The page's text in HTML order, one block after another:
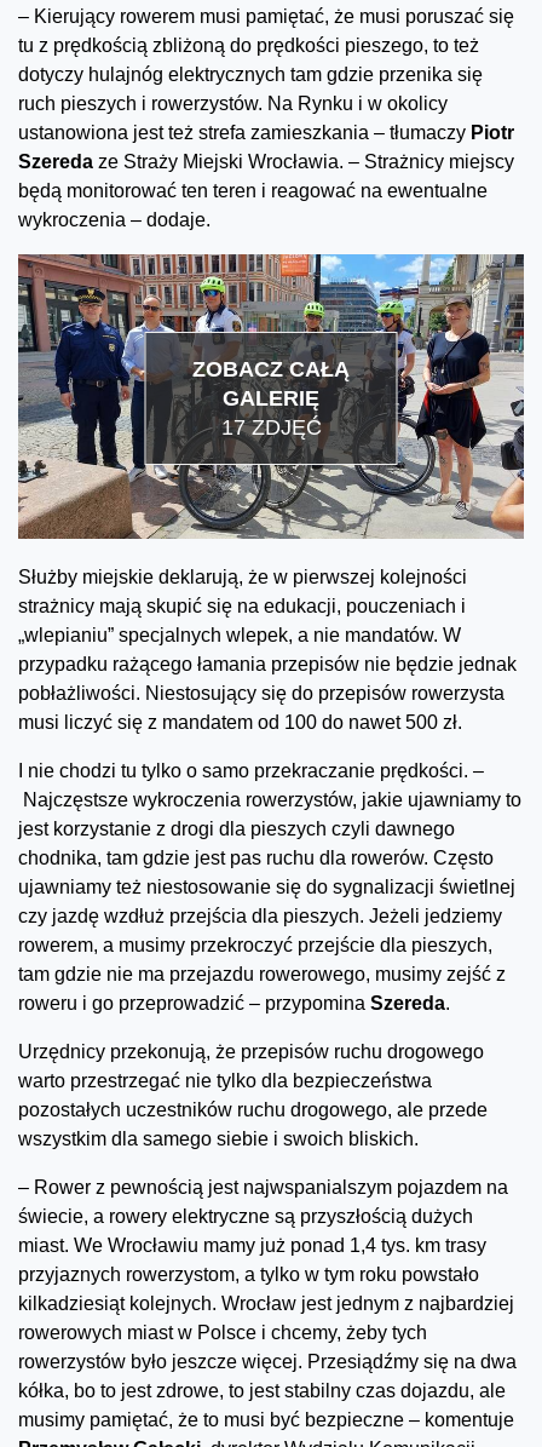
– Kierujący rowerem musi pamiętać, że musi poruszać się
tu z prędkością zbliżoną do prędkości pieszego, to też
dotyczy hulajnóg elektrycznych tam gdzie przenika się
ruch pieszych i rowerzystów. Na Rynku i w okolicy
ustanowiona jest też strefa zamieszkania – tłumaczy Piotr
Szereda ze Straży Miejski Wrocławia. – Strażnicy miejscy
będą monitorować ten teren i reagować na ewentualne
wykroczenia – dodaje.
ZOBACZ CAŁĄ
GALERIĘ
17 ZDJĘĆ
Służby miejskie deklarują, że w pierwszej kolejności
strażnicy mają skupić się na edukacji, pouczeniach i
„wlepianiu” specjalnych wlepek, a nie mandatów. W
przypadku rażącego łamania przepisów nie będzie jednak
pobłażliwości. Niestosujący się do przepisów rowerzysta
musi liczyć się z mandatem od 100 do nawet 500 zł.
I nie chodzi tu tylko o samo przekraczanie prędkości. –
Najczęstsze wykroczenia rowerzystów, jakie ujawniamy to
jest korzystanie z drogi dla pieszych czyli dawnego
chodnika, tam gdzie jest pas ruchu dla rowerów. Często
ujawniamy też niestosowanie się do sygnalizacji świetlnej
czy jazdę wzdłuż przejścia dla pieszych. Jeżeli jedziemy
rowerem, a musimy przekroczyć przejście dla pieszych,
tam gdzie nie ma przejazdu rowerowego, musimy zejść z
roweru i go przeprowadzić – przypomina Szereda.
Urzędnicy przekonują, że przepisów ruchu drogowego
warto przestrzegać nie tylko dla bezpieczeństwa
pozostałych uczestników ruchu drogowego, ale przede
wszystkim dla samego siebie i swoich bliskich.
– Rower z pewnością jest najwspanialszym pojazdem na
świecie, a rowery elektryczne są przyszłością dużych
miast. We Wrocławiu mamy już ponad 1,4 tys. km trasy
przyjaznych rowerzystom, a tylko w tym roku powstało
kilkadziesiąt kolejnych. Wrocław jest jednym z najbardziej
rowerowych miast w Polsce i chcemy, żeby tych
rowerzystów było jeszcze więcej. Przesiądźmy się na dwa
kółka, bo to jest zdrowe, to jest stabilny czas dojazdu, ale
musimy pamiętać, że to musi być bezpieczne – komentuje